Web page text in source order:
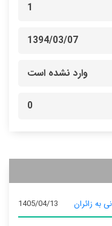
1
1394/03/07
وارد نشده است
0
به زائران 1405/04/13